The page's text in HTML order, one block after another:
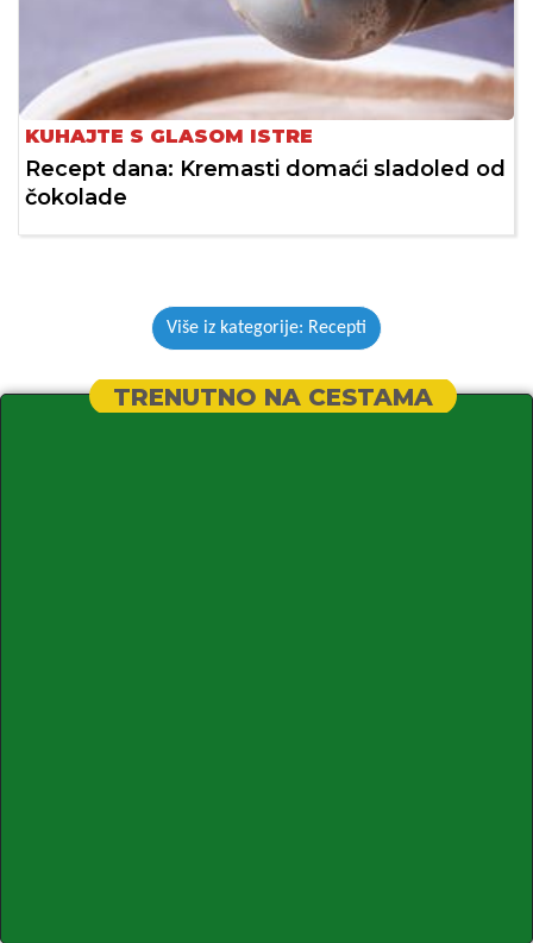
KUHAJTE S GLASOM ISTRE
Recept dana: Kremasti domaći sladoled od
čokolade
Više iz kategorije: Recepti
TRENUTNO NA CESTAMA